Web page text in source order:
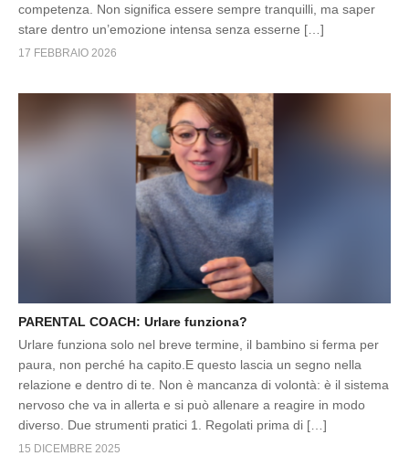
competenza. Non significa essere sempre tranquilli, ma saper
stare dentro un’emozione intensa senza esserne […]
17 FEBBRAIO 2026
PARENTAL COACH: Urlare funziona?
Urlare funziona solo nel breve termine, il bambino si ferma per
paura, non perché ha capito.E questo lascia un segno nella
relazione e dentro di te. Non è mancanza di volontà: è il sistema
nervoso che va in allerta e si può allenare a reagire in modo
diverso. Due strumenti pratici 1. Regolati prima di […]
15 DICEMBRE 2025